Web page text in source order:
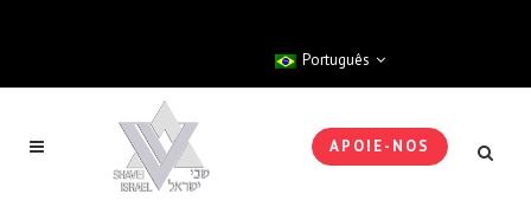
Português
APOIE-NOS